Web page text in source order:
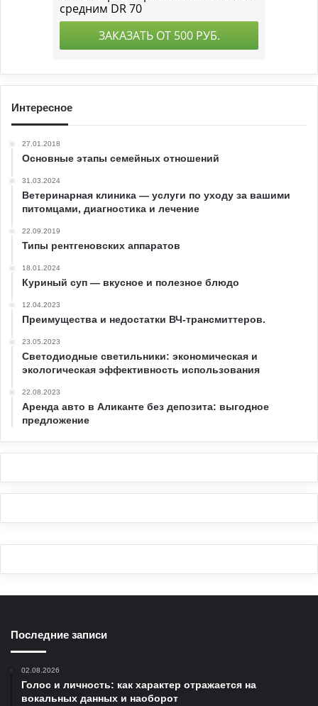
Интересное
27.01.2018
Основные этапы семейных отношений
31.03.2024
Ветеринарная клиника — услуги по уходу за вашими
питомцами, диагностика и лечение
22.09.2019
Типы рентгеновских аппаратов
18.01.2024
Куриный суп — вкусное и полезное блюдо
12.04.2023
Преимущества и недостатки ВЧ-трансмиттеров.
23.05.2023
Светодиодные светильники: экономическая и
экологическая эффективность использования
22.08.2023
Аренда авто в Аликанте без депозита: выгодное
предложение
Последние записи
02.08.2026
Голос и личность: как характер отражается на
вокальных данных и наоборот